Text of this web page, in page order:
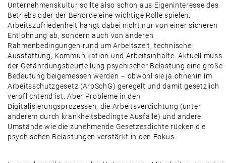
Unternehmenskultur sollte also schon aus Eigeninteresse des
Betriebs oder der Behörde eine wichtige Rolle spielen.
Arbeitszufriedenheit hängt dabei nicht nur von einer sicheren
Entlohnung ab, sondern auch von anderen
Rahmenbedingungen rund um Arbeitszeit, technische
Ausstattung, Kommunikation und Arbeitsinhalte. Aktuell muss
der Gefährdungsbeurteilung psychischer Belastung eine große
Bedeutung beigemessen werden – obwohl sie ja ohnehin im
Arbeitsschutzgesetz (ArbSchG) geregelt und damit gesetzlich
verpflichtend ist. Aber Probleme in den
Digitalisierungsprozessen, die Arbeitsverdichtung (unter
anderem durch krankheitsbedingte Ausfälle) und andere
Umstände wie die zunehmende Gesetzesdichte rücken die
psychischen Belastungen verstärkt in den Fokus.